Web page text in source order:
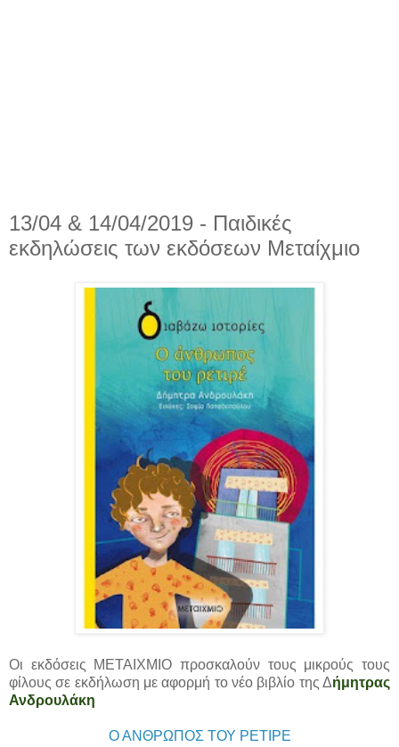
13/04 & 14/04/2019 - Παιδικές
εκδηλώσεις των εκδόσεων Μεταίχμιο
Οι εκδόσεις ΜΕΤΑΙΧΜΙΟ προσκαλούν τους μικρούς τους
φίλους σε εκδήλωση με αφορμή το νέο βιβλίο της Δήμητρας
Ανδρουλάκη
Ο ΑΝΘΡΩΠΟΣ ΤΟΥ ΡΕΤΙΡΕ